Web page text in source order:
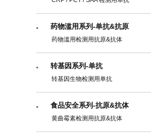
药物滥用系列-单抗&抗原
药物滥用检测用抗原&抗体
转基因系列-单抗
转基因生物检测用单抗
食品安全系列-抗原&抗体
黄曲霉素检测用抗原&抗体